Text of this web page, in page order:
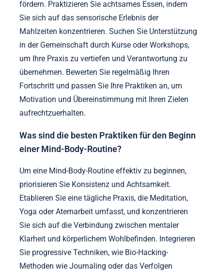
fördern. Praktizieren Sie achtsames Essen, indem
Sie sich auf das sensorische Erlebnis der
Mahlzeiten konzentrieren. Suchen Sie Unterstützung
in der Gemeinschaft durch Kurse oder Workshops,
um Ihre Praxis zu vertiefen und Verantwortung zu
übernehmen. Bewerten Sie regelmäßig Ihren
Fortschritt und passen Sie Ihre Praktiken an, um
Motivation und Übereinstimmung mit Ihren Zielen
aufrechtzuerhalten.
Was sind die besten Praktiken für den Beginn
einer Mind-Body-Routine?
Um eine Mind-Body-Routine effektiv zu beginnen,
priorisieren Sie Konsistenz und Achtsamkeit.
Etablieren Sie eine tägliche Praxis, die Meditation,
Yoga oder Atemarbeit umfasst, und konzentrieren
Sie sich auf die Verbindung zwischen mentaler
Klarheit und körperlichem Wohlbefinden. Integrieren
Sie progressive Techniken, wie Bio-Hacking-
Methoden wie Journaling oder das Verfolgen